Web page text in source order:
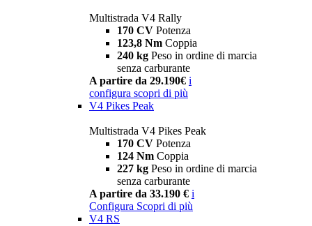
Multistrada V4 Rally
170 CV Potenza
123,8 Nm Coppia
240 kg Peso in ordine di marcia
senza carburante
A partire da 29.190€ i
configura scopri di più
V4 Pikes Peak
Multistrada V4 Pikes Peak
170 CV Potenza
124 Nm Coppia
227 kg Peso in ordine di marcia
senza carburante
A partire da 33.190 € i
Configura Scopri di più
V4 RS